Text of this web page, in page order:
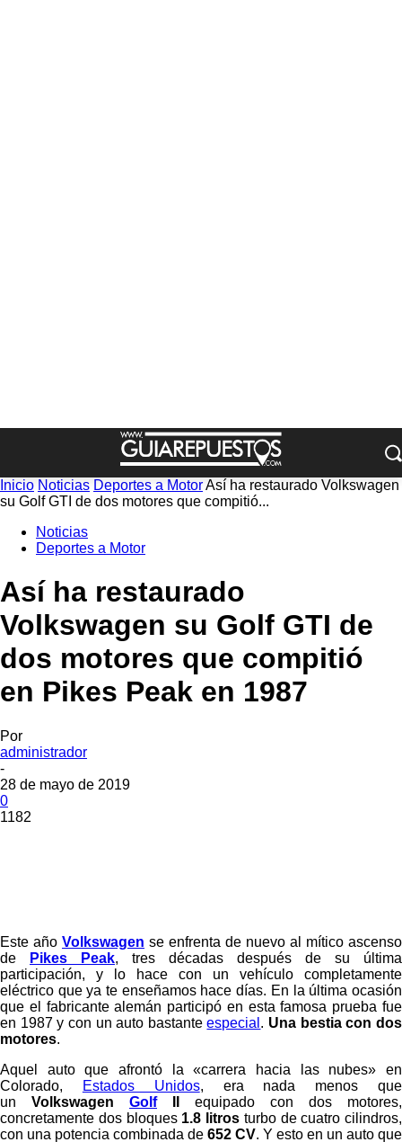
Inicio Noticias Deportes a MotorAsí ha restaurado Volkswagen
su Golf GTI de dos motores que compitió...
Noticias
Deportes a Motor
Así ha restaurado
Volkswagen su Golf GTI de
dos motores que compitió
en Pikes Peak en 1987
Por
administrador
-
28 de mayo de 2019
0
1182
Este año Volkswagen se enfrenta de nuevo al mítico ascenso
de
Pikes Peak, tres décadas después de su última
participación, y lo hace con un vehículo completamente
eléctrico que ya te enseñamos hace días. En la última ocasión
que el fabricante alemán participó en esta famosa prueba fue
en 1987 y con un auto bastanteespecial . Una bestia con dos
motores.
Aquel auto que afrontó la «carrera hacia las nubes» en
Colorado,
Estados Unidos, era nada menos que
un Volkswagen GolfII
equipado con dos motores,
concretamente dos bloques 1.8 litros turbo de cuatro cilindros,
con una potencia combinada de 652 CV. Y esto en un auto que